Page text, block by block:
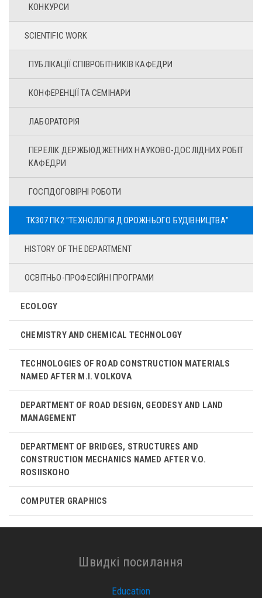
КОНКУРСИ
SCIENTIFIC WORK
ПУБЛІКАЦІЇ СПІВРОБІТНИКІВ КАФЕДРИ
КОНФЕРЕНЦІЇ ТА СЕМІНАРИ
ЛАБОРАТОРІЯ
ПЕРЕЛІК ДЕРЖБЮДЖЕТНИХ НАУКОВО-ДОСЛІДНИХ РОБІТ
КАФЕДРИ
ГОСПДОГОВІРНІ РОБОТИ
ТК307 ПК2 "ТЕХНОЛОГІЯ ДОРОЖНЬОГО БУДІВНИЦТВА"
HISTORY OF THE DEPARTMENT
ОСВІТНЬО-ПРОФЕСІЙНІ ПРОГРАМИ
ECOLOGY
CHEMISTRY AND CHEMICAL TECHNOLOGY
TECHNOLOGIES OF ROAD CONSTRUCTION MATERIALS
NAMED AFTER M.I. VOLKOVA
DEPARTMENT OF ROAD DESIGN, GEODESY AND LAND
MANAGEMENT
DEPARTMENT OF BRIDGES, STRUCTURES AND
CONSTRUCTION MECHANICS NAMED AFTER V.O.
ROSIISKOHO
COMPUTER GRAPHICS
Швидкі посилання
Education